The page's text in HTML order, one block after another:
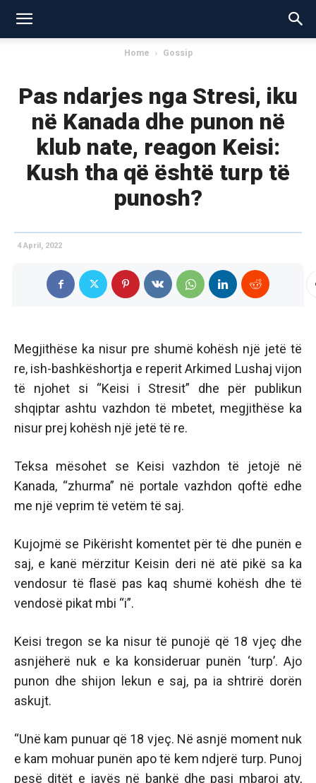
Home Gossip
Pas ndarjes nga Stresi, iku
në Kanada dhe punon në
klub nate, reagon Keisi:
Kush tha që është turp të
punosh?
4 April, 2022
Megjithëse ka nisur pre shumë kohësh një jetë të
re, ish-bashkëshortja e reperit Arkimed Lushaj vijon
të njohet si “Keisi i Stresit” dhe për publikun
shqiptar ashtu vazhdon të mbetet, megjithëse ka
nisur prej kohësh një jetë të re.
Teksa mësohet se Keisi vazhdon të jetojë në
Kanada, “zhurma” në portale vazhdon qoftë edhe
me një veprim të vetëm të saj.
Kujojmë se Pikërisht komentet për të dhe punën e
saj, e kanë mërzitur Keisin deri në atë pikë sa ka
vendosur të flasë pas kaq shumë kohësh dhe të
vendosë pikat mbi “i”.
Keisi tregon se ka nisur të punojë që 18 vjeç dhe
asnjëherë nuk e ka konsideruar punën ‘turp’. Ajo
punon dhe shijon lekun e saj, pa ia shtrirë dorën
askujt.
“Unë kam punuar që 18 vjeç. Në asnjë moment nuk
e kam mohuar punën apo të kem ndjerë turp. Punoj
pesë ditët e javës në bankë dhe pasi mbaroj aty,